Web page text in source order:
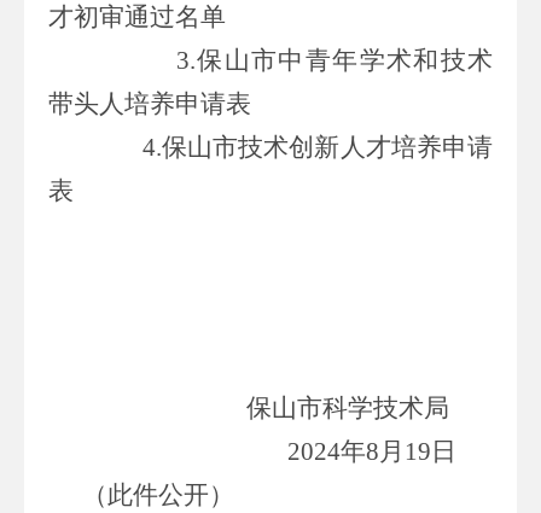
才初审通过名单
3.保山市中青年学术和技术
带头人培养申请表
4.保山市技术创新人才培养申请
表
保山市科学技术局
2024年8月 19 日
（此件公开）